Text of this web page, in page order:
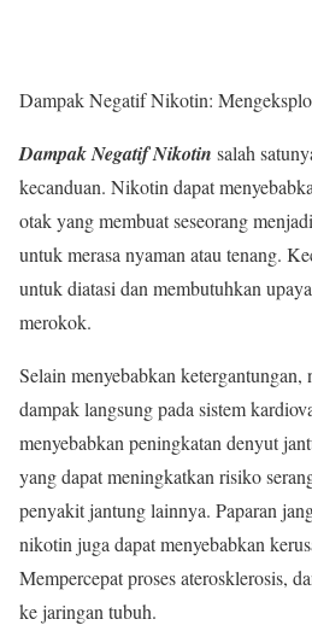
Dampak Negatif Nikotin:
Dampak Negatif Nikotin salah
kecanduan. Nikotin dapat
otak yang membuat seseorang
untuk merasa nyaman atau tenang.
untuk diatasi dan membutuhkan
merokok.
Selain menyebabkan
dampak langsung pada sistem
menyebabkan peningkatan denyut
yang dapat meningkatkan risiko
penyakit jantung lainnya. Paparan
nikotin juga dapat menyebabkan
Mempercepat proses aterosklerosis,
ke jaringan tubuh.